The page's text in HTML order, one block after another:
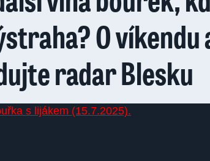
O víkendu
radar Blesku